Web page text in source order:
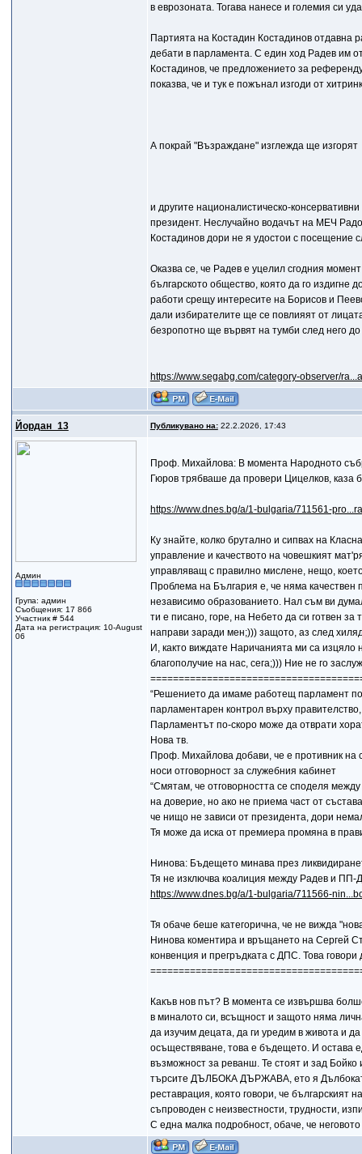
в еврозоната. Тогава нанесе и големия си
Партията на Костадин Костадинов отдавна
дебати в парламента. С един ход Радев им
Костадинов, че предложението за
показва, че и тук е пожънал изгоди от
А покрай "Възраждане" изглежда ще изгорят
и другите националистическо-
президент. Неслучайно водачът на МЕЧ
Костадинов дори не я удостои с посещение
Оказва се, че Радев е уцелил сгодния
българското общество, която да го
работи срещу интересите на Борисов и
дали избирателите ще се повлияят от
безропотно ще вървят на тумби след него
https://www.segabg.com/category-observer/
Йордан_13 Публикувано на:22.2.2026, 17:43
Админ
Група: админ
Съобщения: 17 866
Участник # 544
Дата на регистрация: 10-August
06
Проф. Михайлова: В момента Народното
Гюров трябваше да провери Цицелков, каза
https://www.dnes.bg/a/1-bulgaria/711561-
Ку знайте, колко брутално и сипвах на
управление и качеството на човешкият
управляващ с правилно мислене, нещо,
Проблема на България е, че няма качествен
независимо образованието. Нал съм ви
ти е писано, горе, на Небето да си готвен
направи заради мен;))) защото, аз след
И, както виждате Наричанията ми са изцяло
благополучие на нас, сега;))) Ние не го
“Решението да имаме работещ парламент
парламентарен контрол върху
Парламентът по-скоро може да отврати
Нова тв.
Проф. Михайлова добави, че е противник на
носи отговорност за служебния кабинет
“Смятам, че отговорността се споделя
на доверие, но ако не приема част от
че нищо не зависи от президента, дори
Тя може да иска от премиера промяна в
Нинова: Бъдещето минава през
Тя не изключва коалиция между Радев и ПП-
https://www.dnes.bg/a/1-bulgaria/711566-
Тя обаче беше категорична, че не вижда
Нинова коментира и връщането на Сергей
конвенция и прегръдката с ДПС. Това
Какъв нов път? В момента се извършва
в миналото си, всъщност и защото няма
да изучим децата, да ги уредим в живота и
осъществяване, това е бъдещето. И остава
възможност за реванш. Те стоят и зад
търсите ДЪЛБОКА ДЪРЖАВА, ето я
реставрация, която говори, че
съпроводен с неизвестности, трудности,
С една малка подробност, обаче, че